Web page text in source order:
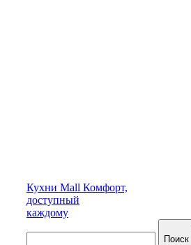
Кухни Mall Комфорт,
доступный
каждому
Поиск